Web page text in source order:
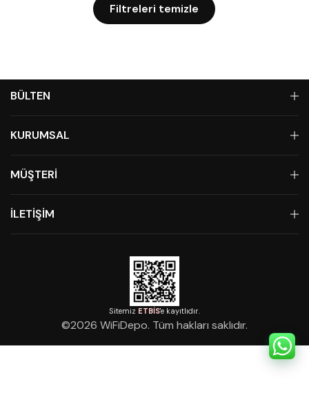
Filtreleri temizle
BÜLTEN
KURUMSAL
MÜŞTERİ
İLETİŞİM
Sitemiz ETBİS'e kayıtlıdır.
©2026 WiFiDepo. Tüm hakları saklıdır.